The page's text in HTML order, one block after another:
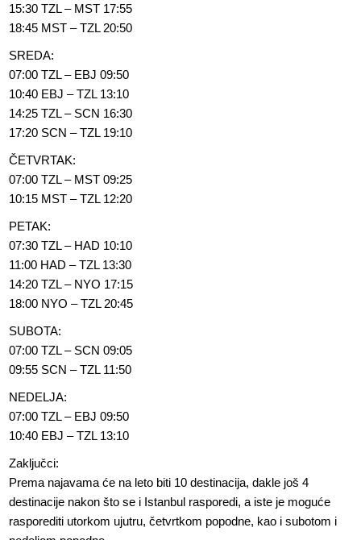
15:30 TZL – MST 17:55
18:45 MST – TZL 20:50
SREDA:
07:00 TZL – EBJ 09:50
10:40 EBJ – TZL 13:10
14:25 TZL – SCN 16:30
17:20 SCN – TZL 19:10
ČETVRTAK:
07:00 TZL – MST 09:25
10:15 MST – TZL 12:20
PETAK:
07:30 TZL – HAD 10:10
11:00 HAD – TZL 13:30
14:20 TZL – NYO 17:15
18:00 NYO – TZL 20:45
SUBOTA:
07:00 TZL – SCN 09:05
09:55 SCN – TZL 11:50
NEDELJA:
07:00 TZL – EBJ 09:50
10:40 EBJ – TZL 13:10
Zaključci:
Prema najavama će na leto biti 10 destinacija, dakle još 4
destinacije nakon što se i Istanbul rasporedi, a iste je moguće
rasporediti utorkom ujutru, četvrtkom popodne, kao i subotom i